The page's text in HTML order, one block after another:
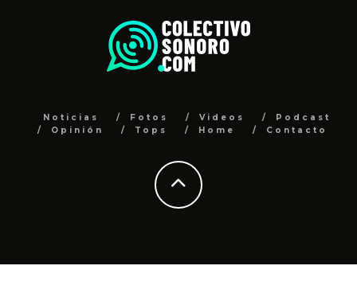
Noticias Fotos Videos
Podcast
Opinión
Tops Home Contacto